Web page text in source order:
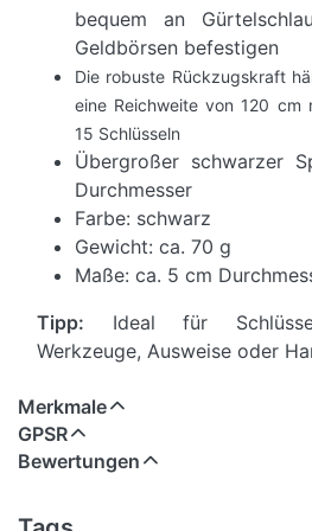
bequem an
Geldbörsen befestigen
Die robuste Rückzugskraft
eine Reichweite von 120 cm
15 Schlüsseln
Übergroßer schwarzer
Durchmesser
Farbe: schwarz
Gewicht: ca. 70 g
Maße: ca. 5 cm
Tipp: Ideal für
Werkzeuge, Ausweise oder
Merkmale
GPSR
Bewertungen